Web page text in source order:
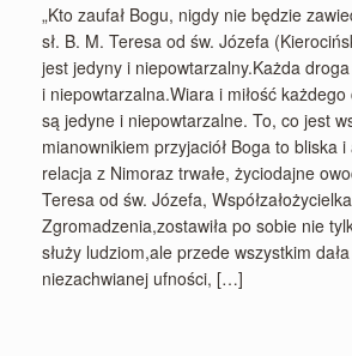
„Kto zaufał Bogu, nigdy nie będzie
sł. B. M. Teresa od św. Józefa
jest jedyny i niepowtarzalny.Każda
i niepowtarzalna.Wiara i miłość każdego
są jedyne i niepowtarzalne. To, co jest
mianownikiem przyjaciół Boga to bliska
relacja z Nimoraz trwałe, życiodajne
Teresa od św. Józefa,
Zgromadzenia,zostawiła po sobie nie
służy ludziom,ale przede wszystkim
niezachwianej ufności, […]